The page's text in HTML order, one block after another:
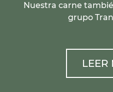
Nuestra carne
grupo
LEER